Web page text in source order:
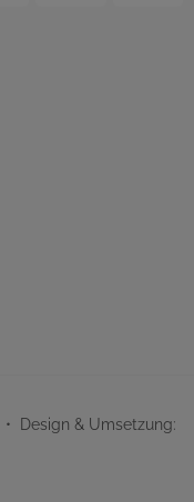
• Design & Umsetzung: